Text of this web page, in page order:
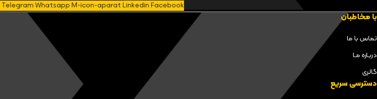
TelegramWhatsappM-icon-aparatLinkedinFacebook
با مخاطبان
تماس با ما
دربـاره مـا
گالری
دسترسی سریع